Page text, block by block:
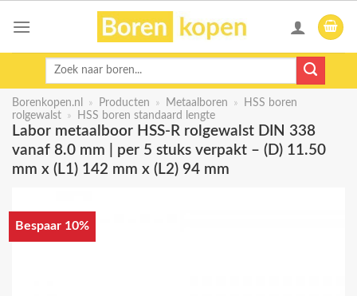
Zoeken
Borenkopen.nl » Producten » Metaalboren »
HSS boren
rolgewalst » HSS boren standaard lengte
Labor metaalboor HSS-R rolgewalst DIN 338
vanaf 8.0 mm | per 5 stuks verpakt – (D) 11.50
mm x (L1) 142 mm x (L2) 94 mm
Bespaar 10%